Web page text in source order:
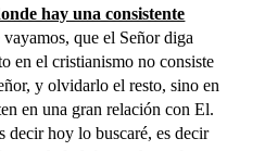
hay una consistente
que el Señor diga
en el cristianismo no consiste
y olvidarlo el resto, sino en
en una gran relación con El.
decir hoy lo buscaré, es decir